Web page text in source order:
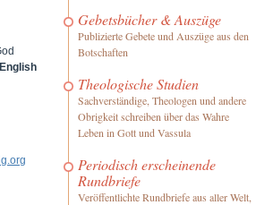
Gebetsbücher & Auszüge
Publizierte Gebete und Auszüge aus den
Botschaften
Theologische Studien
Sachverständige, Theologen und andere
Obrigkeit schreiben über das Wahre
Leben in Gott und Vassula
Periodisch erscheinende
Rundbriefe
Veröffentlichte Rundbriefe aus aller Welt,